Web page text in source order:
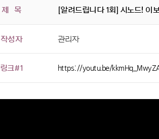
제 목 [알려드립니다 1회] 시노드! 이
작성자 관리자
링크#1 https://youtu.be/